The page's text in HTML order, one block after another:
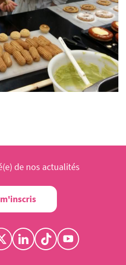
de nos actualités